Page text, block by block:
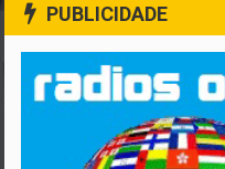
PUBLICIDADE